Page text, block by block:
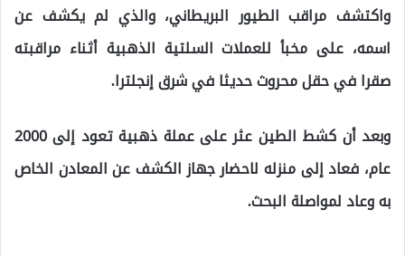
واكتشف مراقب الطيور البريطاني، والذي لم يكشف عن
اسمه، على مخبأ للعملات السلتية الذهبية أثناء مراقبته
صقرا في حقل محروث حديثا في شرق إنجلترا.
وبعد أن كشط الطين عثر على عملة ذهبية تعود إلى 2000
عام، فعاد إلى منزله لاحضار جهاز الكشف عن المعادن الخاص
به وعاد لمواصلة البحث.